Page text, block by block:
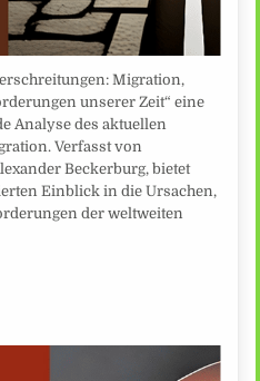
Migration,
unserer Zeit“ eine
Analyse des aktuellen
Verfasst von
Beckerburg, bietet
Einblick in die Ursachen,
der weltweiten